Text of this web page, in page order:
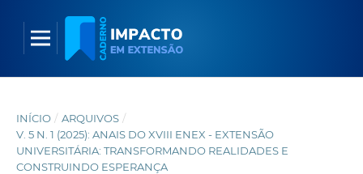
INÍCIO / ARQUIVOS /
V. 5 N. 1 (2025): ANAIS DO XVIII ENEX - EXTENSÃO
UNIVERSITÁRIA: TRANSFORMANDO REALIDADES E
CONSTRUINDO ESPERANÇA